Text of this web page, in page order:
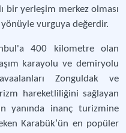
bir yerleşim merkez olması
vurguya değerdir.
400 kilometre olan
karayolu ve demiryolu
Zonguldak ve
hareketliliğini sağlayan
yanında inanç turizmine
Karabük’ün en popüler